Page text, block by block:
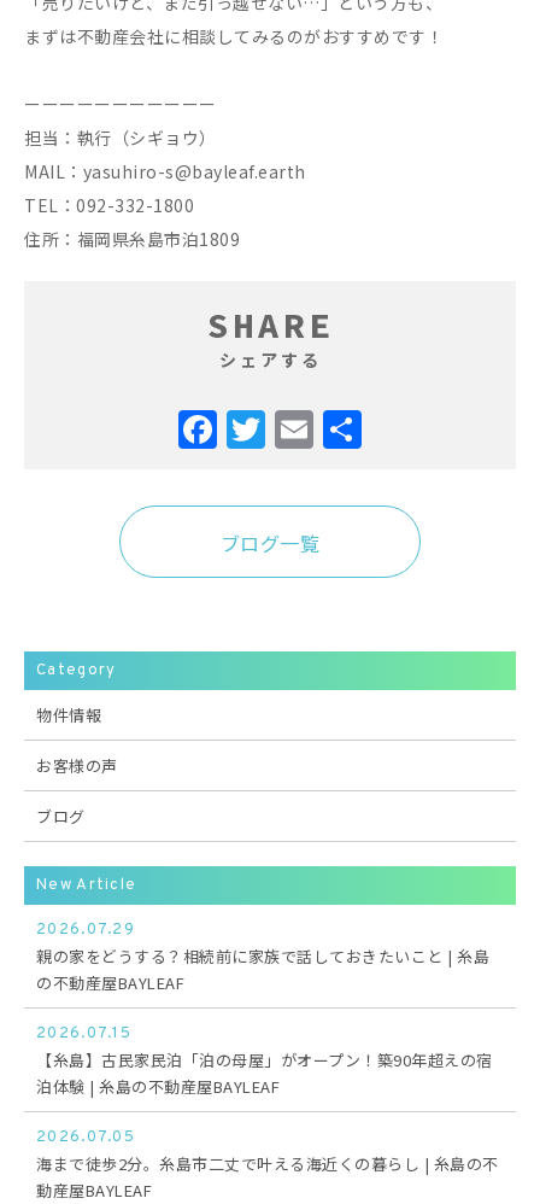
まずは不動産会社に相談してみるのがおすすめです！
ーーーーーーーーーーー
担当：執行（シギョウ）
MAIL：yasuhiro-s@bayleaf.earth
TEL：092-332-1800
住所：福岡県糸島市泊1809
SHARE
シェアする
ブログ一覧
Category
物件情報
お客様の声
ブログ
New Article
2026.07.29
親の家をどうする？相続前に家族で話しておきたいこと | 糸島
の不動産屋BAYLEAF
2026.07.15
【糸島】古民家民泊「泊の母屋」がオープン！築90年超えの宿
泊体験 | 糸島の不動産屋BAYLEAF
2026.07.05
海まで徒歩2分。糸島市二丈で叶える海近くの暮らし | 糸島の不
動産屋BAYLEAF